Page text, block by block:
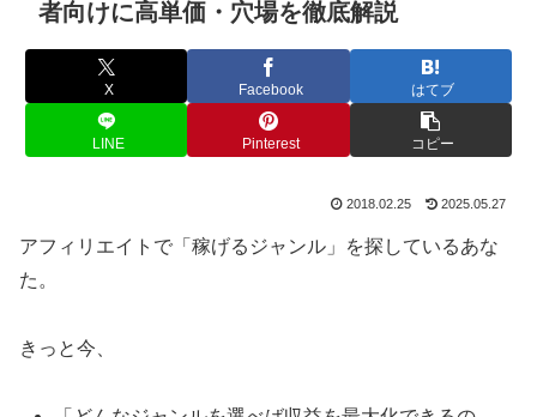
者向けに高単価・穴場を徹底解説
X Facebook はてブ
LINE Pinterest コピー
2018.02.25 2025.05.27
アフィリエイトで「稼げるジャンル」を探しているあな
た。
きっと今、